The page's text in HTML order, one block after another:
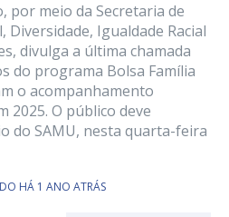
por meio da Secretaria de
Diversidade, Igualdade Racial
divulga a última chamada
do programa Bolsa Família
o acompanhamento
2025. O público deve
do SAMU, nesta quarta-feira
HÁ 1 ANO ATRÁS